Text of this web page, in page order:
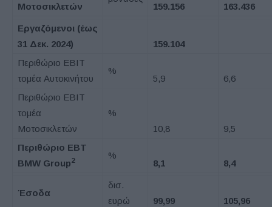
Μοτοσικλετών
159.156 163.436
Εργαζόμενοι (έως
31 Δεκ. 2024)
159.104
Περιθώριο EBIT
τομέα Αυτοκινήτου
%
5,9
6,6
Περιθώριο EBIT
τομέα
Μοτοσικλετών
%
10,8
9,5
Περιθώριο EBT
BMW Group2
%
8,1 8,4
Έσοδα
δισ.
ευρώ
99,99
105,96